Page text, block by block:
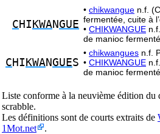
C HI KWANGUE
• chikwangue n.f.
fermentée, cuite à
• CHIKWANGUE
de manioc
C HI KWANGUES
• chikwangues n.f.
• CHIKWANGUE
de manioc
Liste conforme à la neuvième édition
scrabble.
Les définitions sont de courts extraits de
1Mot.net
.